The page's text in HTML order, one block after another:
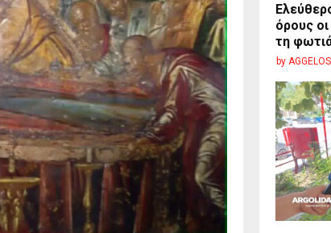
όρους
τη
by